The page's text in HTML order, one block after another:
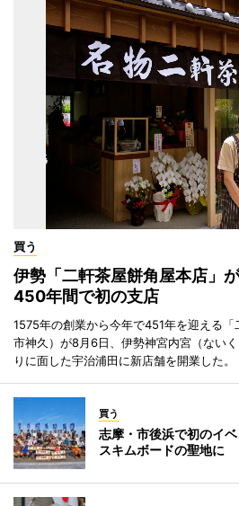
買う
伊勢「二軒茶屋餅角屋本店」
450年間で初の支店
1575年の創業から今年で451年を迎える
市神久）が8月6日、伊勢神宮内宮（ない
りに面した宇治浦田に新店舗を開業した。
買う
志摩・市後浜で初のイ
スキムボードの聖地に